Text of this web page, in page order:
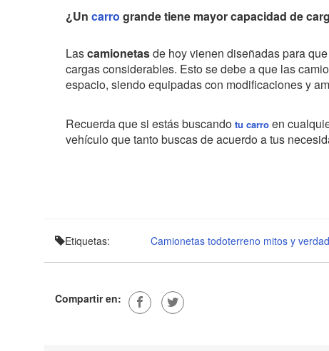
¿Un carro grande tiene mayor capacidad de
Lascamionetasde hoy vienen diseñadas para
cargas considerables. Esto se debe a que las
espacio, siendo equipadas con modificaciones y
Recuerda que si estás buscando tu carro en
vehículo que tanto buscas de acuerdo a tus
Etiquetas: Camionetas todoterreno mitos y
Compartir en: